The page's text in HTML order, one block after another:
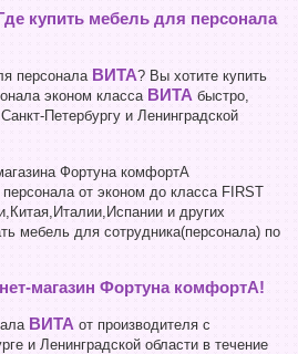
Где купить мебель для персонала
персонала ВИТА? Вы хотите купить
эконом класса ВИТА быстро,
Петербургу и Ленинградской
Фортуна комфортА
от эконом до класса FIRST
и других
мебель для сотрудника(персонала) по
магазин Фортуна комфортА!
ВИТА от производителя с
и Ленинградской области в течение